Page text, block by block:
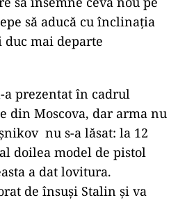
să aducă cu înclinația
duc mai departe
prezentat în cadrul
din Moscova, dar arma nu
nu s-a lăsat: la 12
doilea model de pistol
a dat lovitura.
de însuşi Stalin şi va